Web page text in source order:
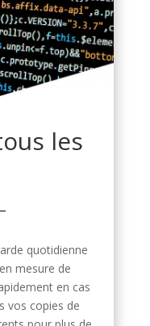
les
quotidienne
mesure de
en cas
vos copies de